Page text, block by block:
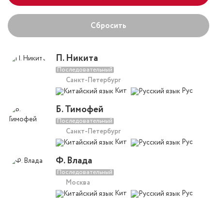
Сбросить
П. Никита
Последовательный
Санкт-Петербург
Кит Рус
Б. Тимофей
Последовательный
Санкт-Петербург
Кит Рус
Ф. Влада
Последовательный
Москва
Кит Рус